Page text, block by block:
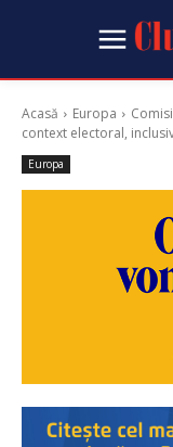
Acasă Europa
context electoral,
Europa